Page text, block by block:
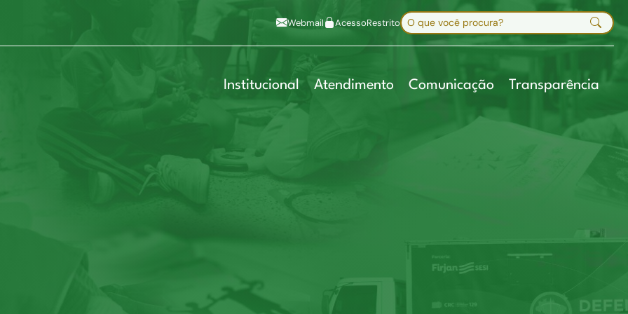
Alt+6 A
Mapa do site
Webmail AcessoRestritoBuscar no site
Digite sua busca e pressione Enter
Institucional Atendimento Comunicação Transparência